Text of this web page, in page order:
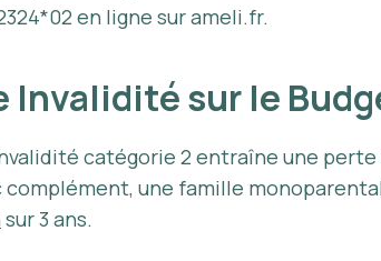
en ligne sur ameli.fr.
Invalidité sur le
catégorie 2 entraîne une perte
complément, une famille
sur 3 ans.